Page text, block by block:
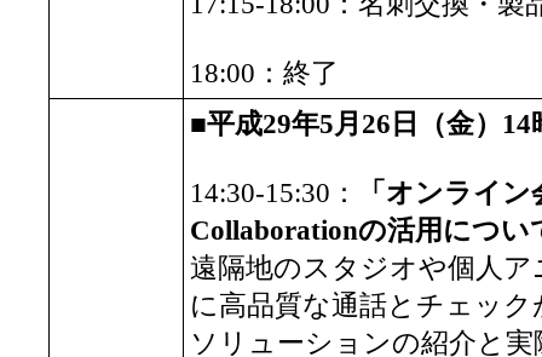
18:00：終了
■平成29年5月26日（金）
14:30-15:30：
「オンライ
Collaborationの活用につい
遠隔地のスタジオや個人
に高品質な通話とチェッ
ソリューションの紹介と